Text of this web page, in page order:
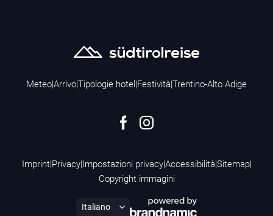
Meteo|Arrivo|Tipologie hotel |Festività|Trentino-Alto Adige
Imprint|Privacy|Impostazioni privacy|Accessibilità|Sitemap|
Copyright immagini